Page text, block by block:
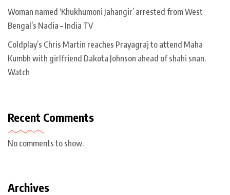
Woman named ‘Khukhumoni Jahangir’ arrested from West
Bengal’s Nadia – India TV
Coldplay’s Chris Martin reaches Prayagraj to attend Maha
Kumbh with girlfriend Dakota Johnson ahead of shahi snan.
Watch
Recent Comments
No comments to show.
Archives